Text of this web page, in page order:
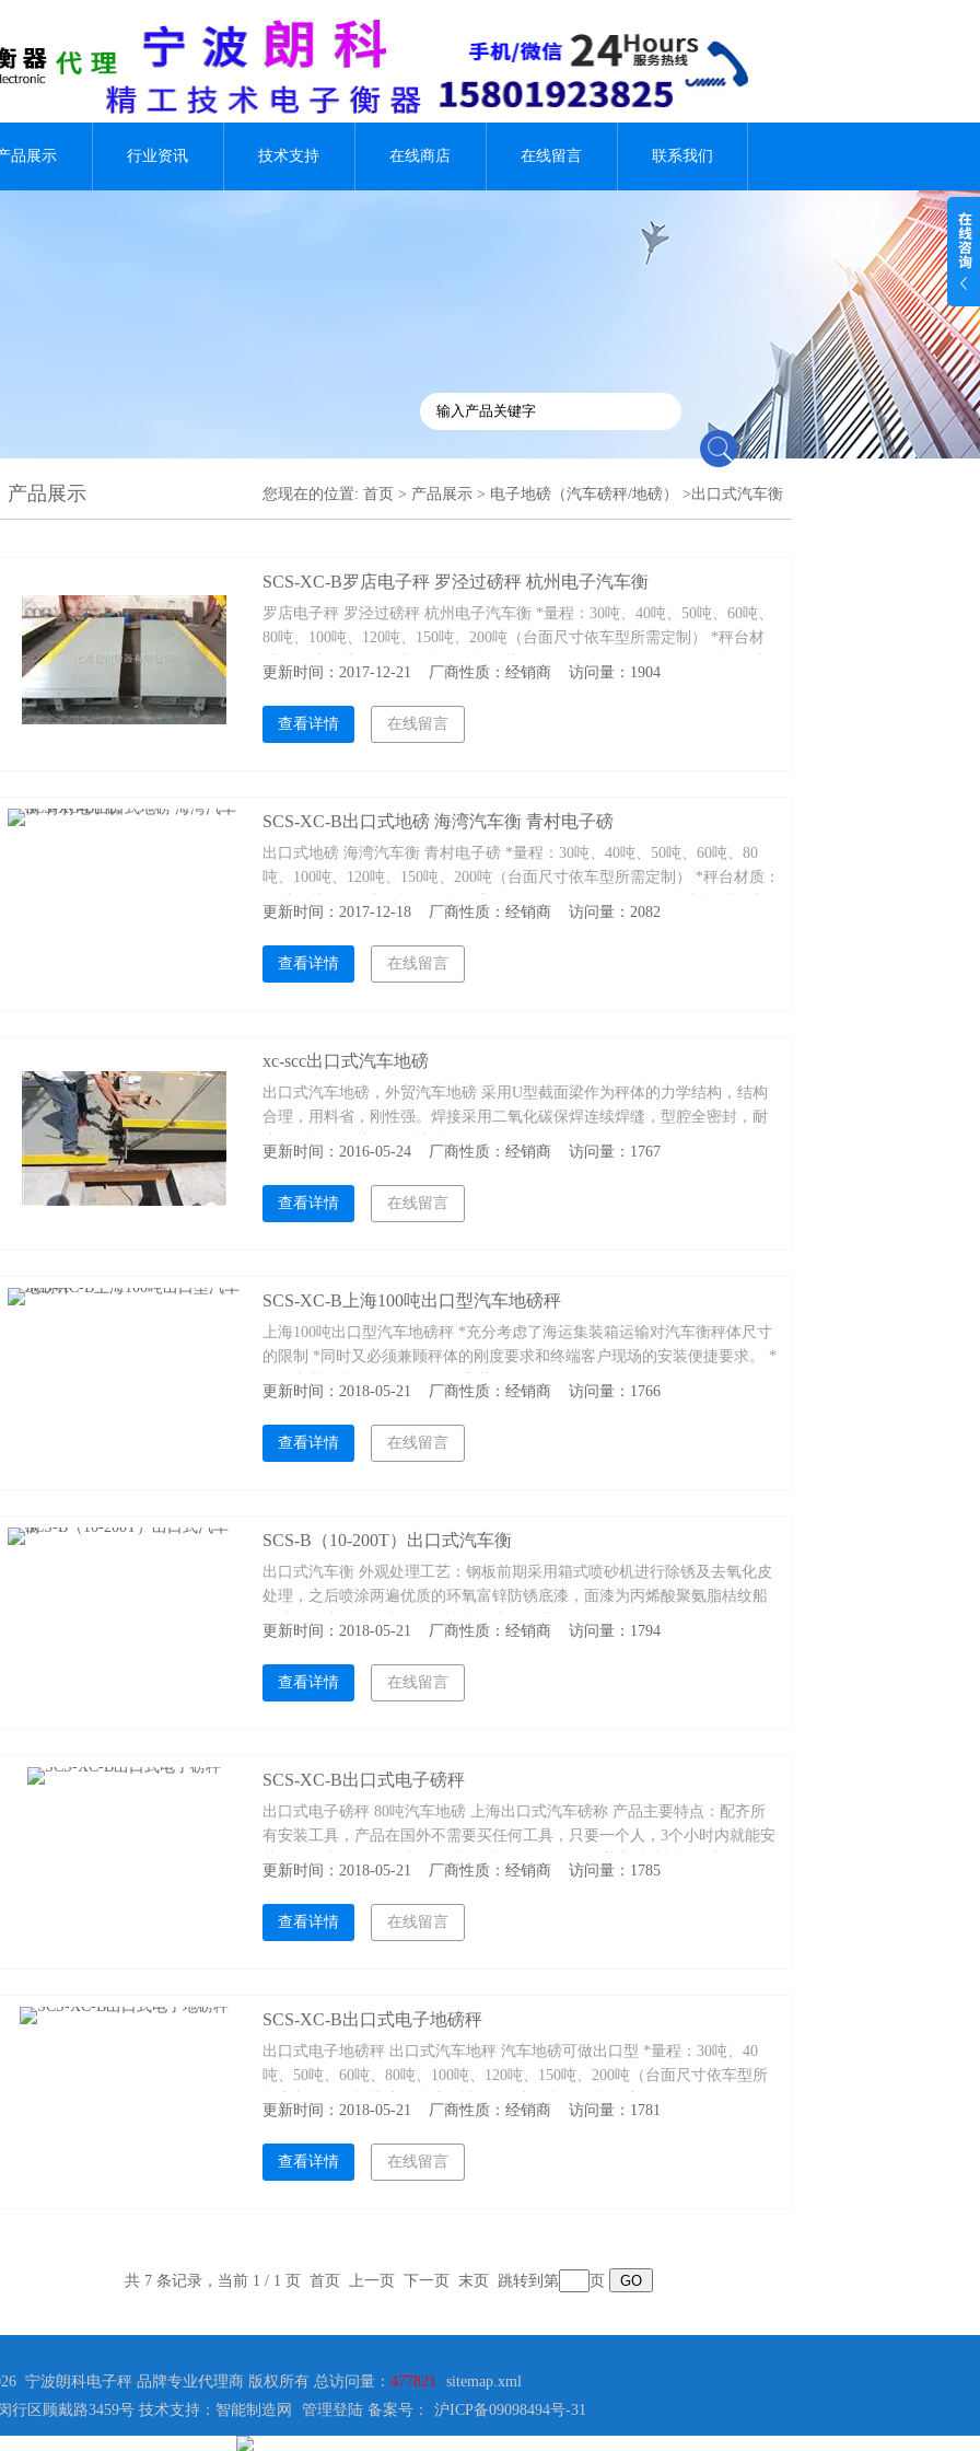
品展示 行业资讯 技术支持 在线商店 在线留言 联系我们
产品展示 您现在的位置: 首页 > 产品展示 > 电子地磅（汽车磅秤/地磅） >出口式汽车衡
SCS-XC-B罗店电子秤 罗泾过磅秤 杭州电子汽车衡
罗店电子秤 罗泾过磅秤 杭州电子汽车衡 *量程：30吨、40吨、50吨、60吨、
80吨、100吨、120吨、150吨、200吨（台面尺寸依车型所需定制） *秤台材
质：优质钢材Q235B中厚板，面板厚度1 0 m m 12mm 14mm 16mm（根据吨
更新时间：2017-12-21 厂商性质：经销商 访问量：1904
查看详情 在线留言
SCS-XC-B出口式地磅 海湾汽车衡 青村电子磅
出口式地磅 海湾汽车衡 青村电子磅 *量程：30吨、40吨、50吨、60吨、80
吨、100吨、120吨、150吨、200吨（台面尺寸依车型所需定制） *秤台材质：
优质钢材Q235B中厚板，面板厚度1 0 m m 12mm 14mm 16mm（根据吨位大
更新时间：2017-12-18 厂商性质：经销商 访问量：2082
查看详情 在线留言
xc-scc出口式汽车地磅
出口式汽车地磅，外贸汽车地磅 采用U型截面梁作为秤体的力学结构，结构
合理，用料省，刚性强。焊接采用二氧化碳保焊连续焊缝，型腔全密封，耐
腐蚀。施工工艺简单、快速。
更新时间：2016-05-24 厂商性质：经销商 访问量：1767
查看详情 在线留言
SCS-XC-B上海100吨出口型汽车地磅秤
上海100吨出口型汽车地磅秤 *充分考虑了海运集装箱运输对汽车衡秤体尺寸
的限制 *同时又必须兼顾秤体的刚度要求和终端客户现场的安装便捷要求。 *
配套安装工具，到国外可自行安装
更新时间：2018-05-21 厂商性质：经销商 访问量：1766
查看详情 在线留言
SCS-B（10-200T）出口式汽车衡
出口式汽车衡 外观处理工艺：钢板前期采用箱式喷砂机进行除锈及去氧化皮
处理，之后喷涂两遍优质的环氧富锌防锈底漆，面漆为丙烯酸聚氨脂桔纹船
用漆，耐磨耐压耐老化，解决台面腐蚀问题。
更新时间：2018-05-21 厂商性质：经销商 访问量：1794
查看详情 在线留言
SCS-XC-B出口式电子磅秤
出口式电子磅秤 80吨汽车地磅 上海出口式汽车磅称 产品主要特点：配齐所
有安装工具，产品在国外不需要买任何工具，只要一个人，3个小时内就能安
装好。 Z大称量：10吨--200吨 尺寸：3X6--3.4X25 其它特殊规格可定做， 可
更新时间：2018-05-21 厂商性质：经销商 访问量：1785
查看详情 在线留言
SCS-XC-B出口式电子地磅秤
出口式电子地磅秤 出口式汽车地秤 汽车地磅可做出口型 *量程：30吨、40
吨、50吨、60吨、80吨、100吨、120吨、150吨、200吨（台面尺寸依车型所
需定制） *秤台材质：优质钢材Q235B中厚板，面板厚度1 0 m m 12mm 14mm
出口
更新时间：2018-05-21 厂商性质：经销商 访问量：1781
查看详情 在线留言
共 7 条记录，当前 1 / 1 页 首页 上一页 下一页 末页 跳转到第 页
宁波朗科电子秤 品牌专业代理商 版权所有 总访问量： 477821
sitemap.xml
行区顾戴路3459号 技术支持：智能制造网
管理登陆备案号： 沪ICP备09098494号-31